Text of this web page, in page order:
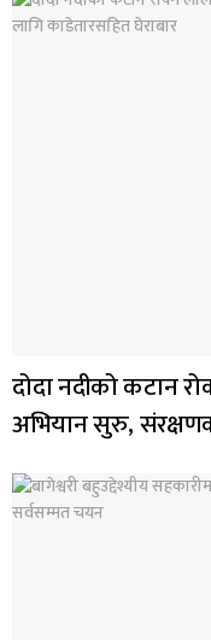
दोदा नदीको कटान
अभियान सुरु,